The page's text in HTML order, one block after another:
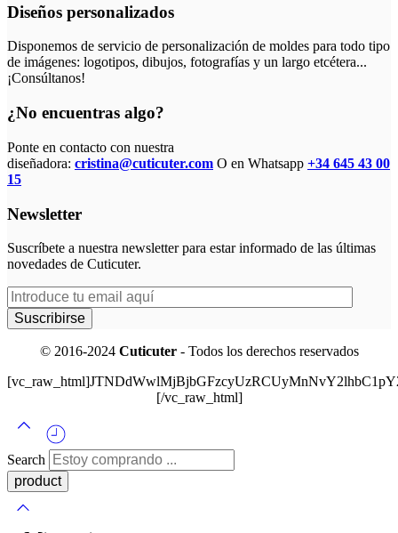
Diseños personalizados
Disponemos de servicio de personalización de moldes para todo tipo
de imágenes: logotipos, dibujos, fotografías y un largo etcétera...
¡Consúltanos!
¿No encuentras algo?
Ponte en contacto con nuestra
diseñadora: cristina@cuticuter.com O en Whatsapp +34 645 43 00
15
Newsletter
Suscríbete a nuestra newsletter para estar informado de las últimas
novedades de Cuticuter.
© 2016-2024 Cuticuter- Todos los derechos reservados
[/vc_raw_html]
Search